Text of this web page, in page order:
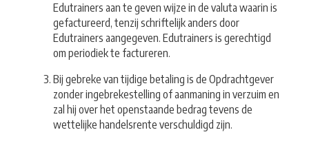
Edutrainers aan te geven wijze in de valuta waarin is
gefactureerd, tenzij schriftelijk anders door
Edutrainers aangegeven. Edutrainers is gerechtigd
om periodiek te factureren.
Bij gebreke van tijdige betaling is de Opdrachtgever
zonder ingebrekestelling of aanmaning in verzuim en
zal hij over het openstaande bedrag tevens de
wettelijke handelsrente verschuldigd zijn.